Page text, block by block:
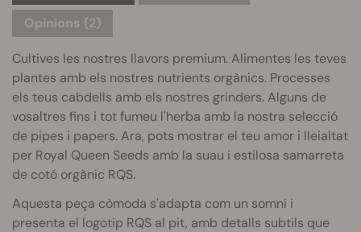
Opinions (2)
Cultives les nostres llavors premium. Alimentes les teves
plantes amb els nostres nutrients orgànics. Processes
els teus cabdells amb els nostres grinders. Alguns de
vosaltres fins i tot fumeu l'herba amb la nostra selecció
de pipes i papers. Ara, pots mostrar el teu amor i lleialtat
per Royal Queen Seeds amb la suau i estilosa samarreta
de cotó orgànic RQS.
Aquesta peça còmoda s'adapta com un somni i
presenta el logotip RQS al pit, amb detalls subtils que